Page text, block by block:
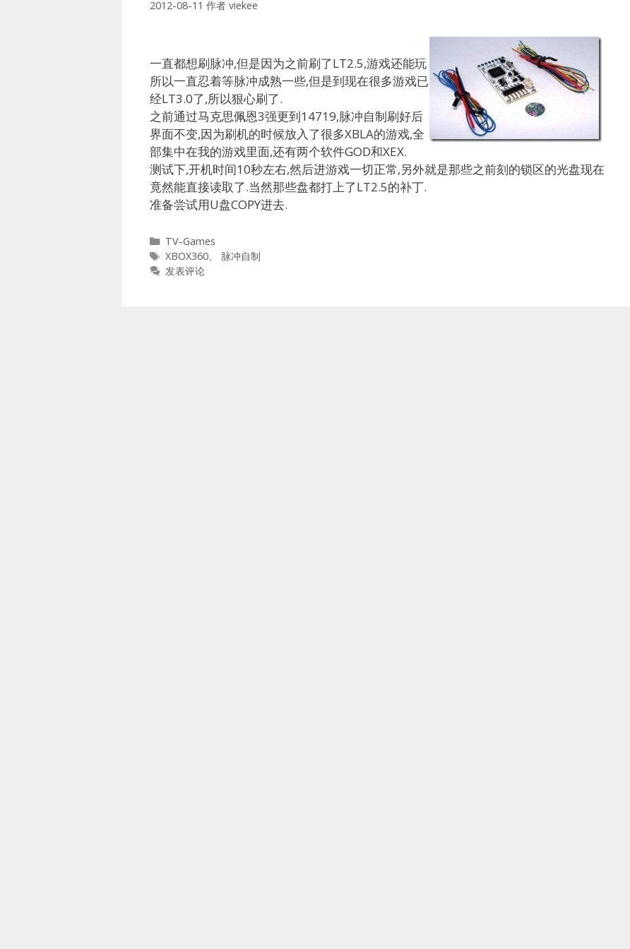
2012-08-11 作者 viekee
一直都想刷脉冲,但是因为之前刷了LT2.5,游戏还能玩
所以一直忍着等脉冲成熟一些,但是到现在很多游戏已
经LT3.0了,所以狠心刷了.
之前通过马克思佩恩3强更到14719,脉冲自制刷好后
界面不变,因为刷机的时候放入了很多XBLA的游戏,全
部集中在我的游戏里面,还有两个软件GOD和XEX.
测试下,开机时间10秒左右,然后进游戏一切正常,另外就是那些之前刻的锁区的光盘现在
竟然能直接读取了.当然那些盘都打上了LT2.5的补丁.
准备尝试用U盘COPY进去.
分
类
TV-Games
标
签
XBOX360、 脉冲自制
发表评论